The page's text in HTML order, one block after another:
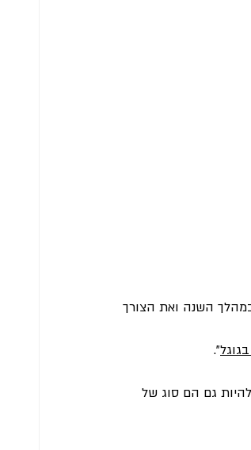
השנה ואת הצורך
".
גם הם סוג של